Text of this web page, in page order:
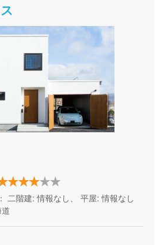
二階建: 情報なし、 平屋: 情報なし